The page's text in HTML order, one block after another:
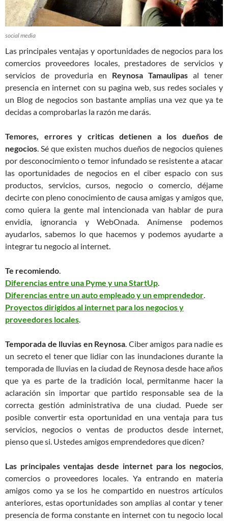
social media
Las principales ventajas y oportunidades de negocios para los
comercios proveedores locales, prestadores de servicios y
servicios de proveduria en Reynosa Tamaulipas al tener
presencia en internet con su pagina web, sus redes sociales y
un Blog de negocios son bastante amplias una vez que ya te
decidas a comprobarlas la razón me darás.
Temores, errores y criticas detienen a los dueños de
negocios. Sé que existen muchos dueños de negocios quienes
por desconocimiento o temor infundado se resistente a atacar
las oportunidades de negocios en el ciber espacio con sus
productos, servicios, cursos, negocio o comercio, déjame
decirte con pleno conocimiento de causa amigas y amigos que,
como quiera la gente mal intencionada van hablar de pura
envidia, ignorancia y WebOnada. Anímense podemos
ayudarlos, sabemos lo que hacemos y podemos ayudarte a
integrar tu negocio al internet.
Te recomiendo.
Diferencias entre una Pyme y una StartUp.
Diferencias entre un auto empleado y un emprendedor.
Proyectos dirigidos al internet para los negocios y
proveedores locales.
Temporada de lluvias en Reynosa. Ciber amigos para nadie es
un secreto el tener que lidiar con las inundaciones durante la
temporada de lluvias en la ciudad de Reynosa desde hace años
que ya es parte de la tradición local, permitanme hacer la
aclaración sin importar que partido responsable sea de la
correcta gestión administrativa de una ciudad. Puede ser
posible convertir esta oportunidad en una ventaja para tus
servicios, negocios o ventas de productos desde internet,
pienso que si. Ustedes amigos emprendedores que dicen?
Las principales ventajas desde internet para los negocios,
comercios o proveedores locales. Ya entrando en materia
amigos como ya se los he compartido en nuestros artículos
anteriores, estas oportunidades son amplias al contar y tener
presencia de forma constante en internet con tu negocio local